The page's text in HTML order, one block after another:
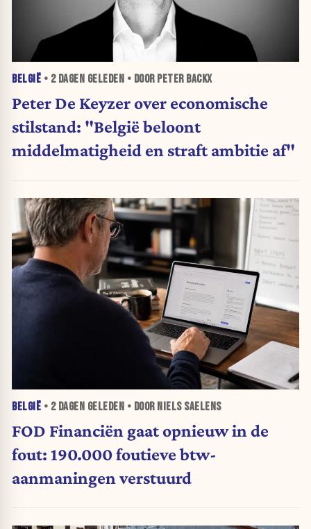
BELGIË • 2 DAGEN GELEDEN • DOOR PETER BACKX
Peter De Keyzer over economische
stilstand: "België beloont
middelmatigheid en straft ambitie af"
BELGIË • 2 DAGEN GELEDEN • DOOR NIELS SAELENS
FOD Financiën gaat opnieuw in de
fout: 190.000 foutieve btw-
aanmaningen verstuurd